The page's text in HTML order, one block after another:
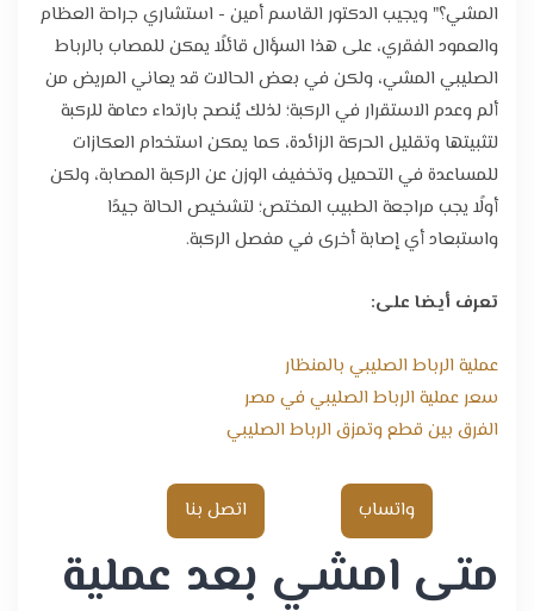
المشي؟" ويجيب الدكتور القاسم أمين - استشاري جراحة العظام
والعمود الفقري، على هذا السؤال قائلًا يمكن للمصاب بالرباط
الصليبي المشي، ولكن في بعض الحالات قد يعاني المريض من
ألم وعدم الاستقرار في الركبة؛ لذلك يُنصح بارتداء دعامة للركبة
لتثبيتها وتقليل الحركة الزائدة، كما يمكن استخدام العكازات
للمساعدة في التحميل وتخفيف الوزن عن الركبة المصابة، ولكن
أولًا يجب مراجعة الطبيب المختص؛ لتشخيص الحالة جيدًا
واستبعاد أي إصابة أخرى في مفصل الركبة.
تعرف أيضا على:
عملية الرباط الصليبي بالمنظار
سعر عملية الرباط الصليبي في مصر
الفرق بين قطع وتمزق الرباط الصليبي
اتصل بنا واتساب
متى امشي بعد عملية